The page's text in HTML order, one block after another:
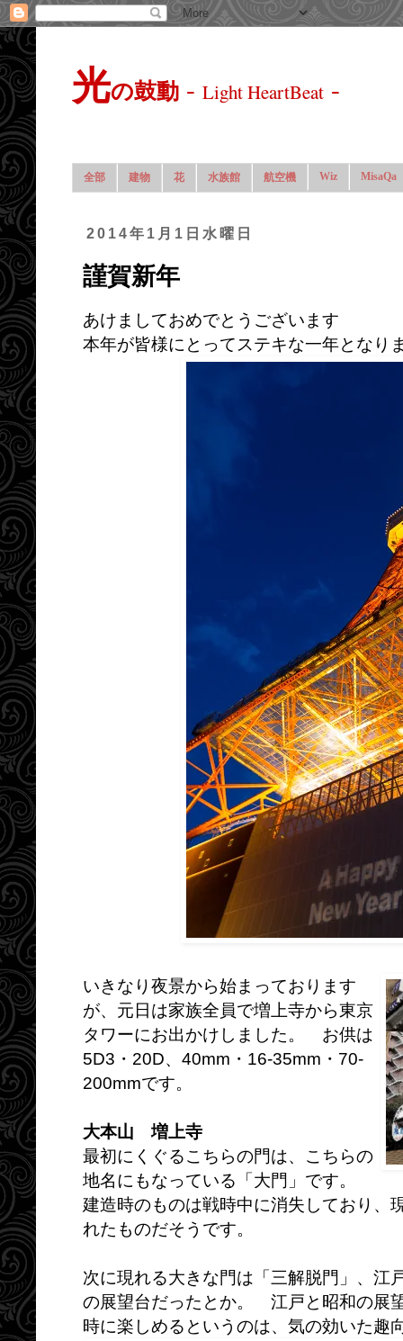
光の鼓動 - Light HeartBeat -
全部 建物 花 水族館 航空機 Wiz MisaQa
2014年1月1日水曜日
謹賀新年
あけましておめでとうございます
本年が皆様にとってステキな一年となり
いきなり夜景から始まっております
が、元日は家族全員で増上寺から東京
タワーにお出かけしました。 お供は
5D3・20D、40mm・16-35mm・70-
200mmです。
大本山 増上寺
最初にくぐるこちらの門は、こちらの
地名にもなっている「大門」です。
建造時のものは戦時中に消失しており、
れたものだそうです。
次に現れる大きな門は「三解脱門」、江
の展望台だったとか。 江戸と昭和の展
時に楽しめるというのは、気の効いた趣